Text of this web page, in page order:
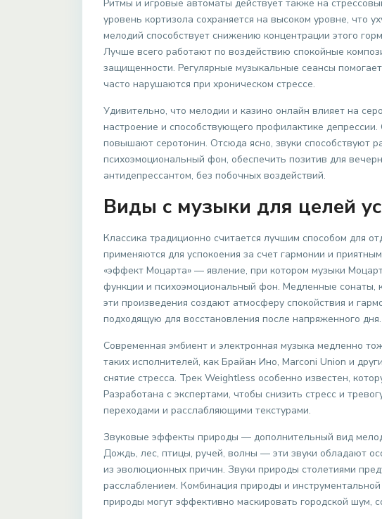
Ритмы и игровые автоматы действует также на
уровень кортизола сохраняется на высоком уровне, что
мелодий способствует снижению концентрации этого
Лучше всего работают по воздействию спокойные
защищенности. Регулярные музыкальные сеансы
часто нарушаются при хроническом стрессе.
Удивительно, что мелодии и казино онлайн влияет на
настроение и способствующего профилактике
повышают серотонин. Отсюда ясно, звуки способствуют
психоэмоциональный фон, обеспечить позитив для
антидепрессантом, без побочных воздействий.
Виды с музыки для целей
Классика традиционно считается лучшим способом для
применяются для успокоения за счет гармонии и
«эффект Моцарта» — явление, при котором музыки
функции и психоэмоциональный фон. Медленные
эти произведения создают атмосферу спокойствия и
подходящую для восстановления после напряженного дня.
Современная эмбиент и электронная музыка медленно
таких исполнителей, как Брайан Ино, Marconi Union и
снятие стресса. Трек Weightless особенно известен,
Разработана с экспертами, чтобы снизить стресс и
переходами и расслабляющими текстурами.
Звуковые эффекты природы — дополнительный вид
Дождь, лес, птицы, ручей, волны — эти звуки обладают
из эволюционных причин. Звуки природы столетиями
расслаблением. Комбинация природы и
природы могут эффективно маскировать городской шум,